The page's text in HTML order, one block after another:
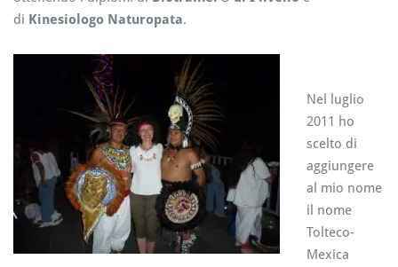
di Kinesiologo Naturopata.
Nel luglio
2011 ho
scelto di
aggiungere
al mio nome
il nome
Tolteco-
Mexica